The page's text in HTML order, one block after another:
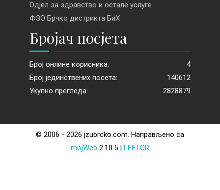
Одјел за здравство и остале услуге
ФЗО Брчко дистрикта БиХ
Бројач посјета
Број онлине корисника:
4
Број јединствених посета:
140612
Укупно прегледа:
2828879
© 2006 - 2026 jzubrcko.com. Направљено са
mojWeb 2.10.5 | LEFTOR